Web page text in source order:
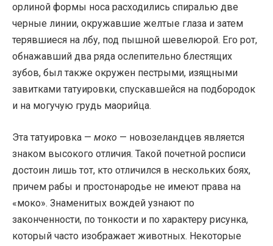
орлиной формы носа расходились спиралью две
черные линии, окружавшие желтые глаза и затем
терявшиеся на лбу, под пышной шевелюрой. Его рот,
обнажавший два ряда ослепительно блестящих
зубов, был также окружен пестрыми, изящными
завитками татуировки, спускавшейся на подбородок
и на могучую грудь маорийца.
Эта татуировка — моко — новозеландцев является
знаком высокого отличия. Такой почетной росписи
достоин лишь тот, кто отличился в нескольких боях,
причем рабы и простонародье не имеют права на
«моко». Знаменитых вождей узнают по
законченности, по тонкости и по характеру рисунка,
который часто изображает животных. Некоторые